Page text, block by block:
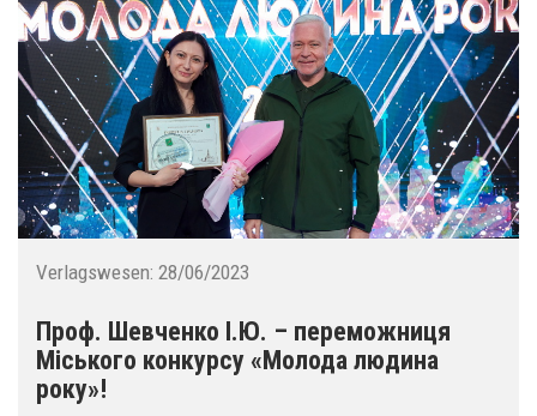
Verlagswesen: 28/06/2023
Проф. Шевченко І.Ю. – переможниця
Міського конкурсу «Молода людина
року»!